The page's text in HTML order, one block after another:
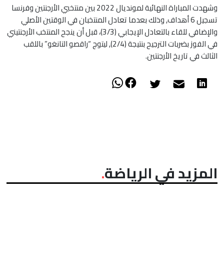
وشهدت المباراة النهائية لمونديال 2022 بين منتخبي الأرجنتين وفرنسا
تسجيل 6 أهداف, وذلك بعدما تعادل المنتخبان في الوقتين الأصلي
والإضافي للقاء بالتعادل الإيجابي (3/3)، قبل أن ينجح المنتخب الأرجنتيني
في الفوز بضربات الترجيح بنتيجة (2/4), ليتوج “راقصو التانغو” باللقب
الثالث في تاريخ الأرجنتين.
المزيد في الرياضة